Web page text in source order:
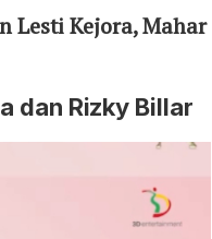
Lesti Kejora, Mahar
dan Rizky Billar